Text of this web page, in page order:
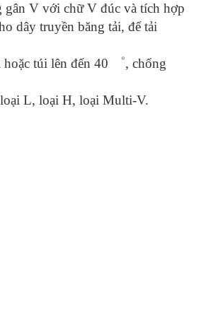
gân V với chữ V đúc và tích hợp
dây truyền băng tải, để tải
túi lên đến 40 ゜, chống
L, loại H, loại Multi-V.